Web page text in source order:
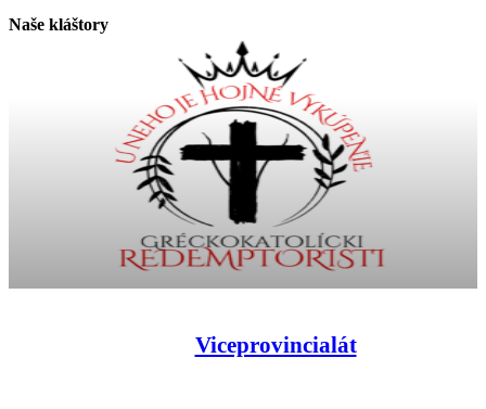
Naše kláštory
Viceprovincialát